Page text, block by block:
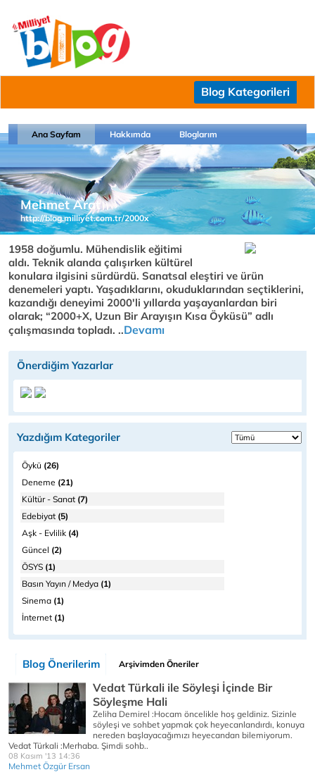
Blog Kategorileri
Ana Sayfam Hakkımda Bloglarım
Mehmet Arat
http://blog.milliyet.com.tr/2000x
1958 doğumlu. Mühendislik eğitimi
aldı. Teknik alanda çalışırken kültürel
konulara ilgisini sürdürdü. Sanatsal eleştiri ve ürün
denemeleri yaptı. Yaşadıklarını, okuduklarından seçtiklerini,
kazandığı deneyimi 2000'li yıllarda yaşayanlardan biri
olarak; “2000+X, Uzun Bir Arayışın Kısa Öyküsü” adlı
çalışmasında topladı. ..Devamı
Önerdiğim Yazarlar
Yazdığım Kategoriler
Öykü (26)
Deneme (21)
Kültür - Sanat (7)
Edebiyat (5)
Aşk - Evlilik (4)
Güncel (2)
ÖSYS (1)
Basın Yayın / Medya (1)
Sinema (1)
İnternet (1)
Blog Önerilerim Arşivimden Öneriler
Vedat Türkali ile Söyleşi İçinde Bir
Söyleşme Hali
Zeliha Demirel :Hocam öncelikle hoş geldiniz. Sizinle
söyleşi ve sohbet yapmak çok heyecanlandırdı, konuya
nereden başlayacağımızı heyecandan bilemiyorum.
Vedat Türkali :Merhaba. Şimdi sohb..
08 Kasım '13 14:36
Mehmet Özgür Ersan